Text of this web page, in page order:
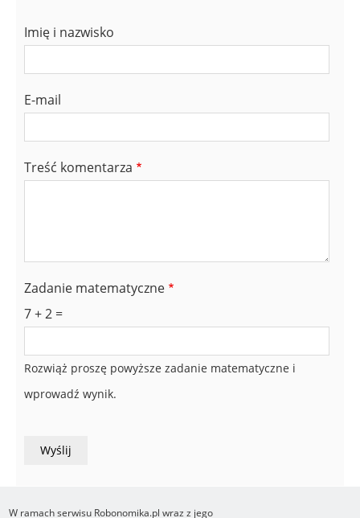
Imię i nazwisko
E-mail
Treść komentarza
Zadanie matematyczne
7 + 2 =
Rozwiąż proszę powyższe zadanie matematyczne i
wprowadź wynik.
W ramach serwisu Robonomika.pl wraz z jego